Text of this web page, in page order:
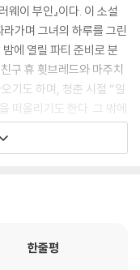
웨이 부인』이다. 이 소설
가며 그녀의 하루를 그린
에 열릴 파티 준비로 분
구 휴 휫브레드와 마주치
기도 하며, 청춘 시절 “일
떠올리기도 한다. 그 밖에
양한 인물이 직간접적으
다. 제1차세계대전에서
보거나 알 수 없는 말을 중
한줄평